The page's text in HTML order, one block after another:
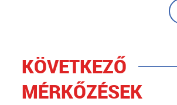
KÖVETKEZŐ
MÉRKŐZÉSEK